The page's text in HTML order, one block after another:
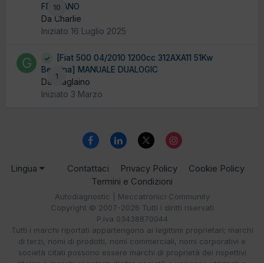
10
FERMANO
Da Charlie
Iniziato 16 Luglio 2025
1
[Fiat 500 04/2010 1200cc 312AXA11 51Kw
Benzina] MANUALE DUALOGIC
Da Glaglaino
Iniziato 3 Marzo
Lingua Contattaci Privacy Policy
Cookie Policy
Termini e Condizioni
Autodiagnostic | Meccatronici Community
Copyright © 2007-2026 Tutti i diritti riservati
P.iva 03438870044
Tutti i marchi riportati appartengono ai legittimi proprietari; marchi
di terzi, nomi di prodotti, nomi commerciali, nomi corporativi e
società citati possono essere marchi di proprietà dei rispettivi